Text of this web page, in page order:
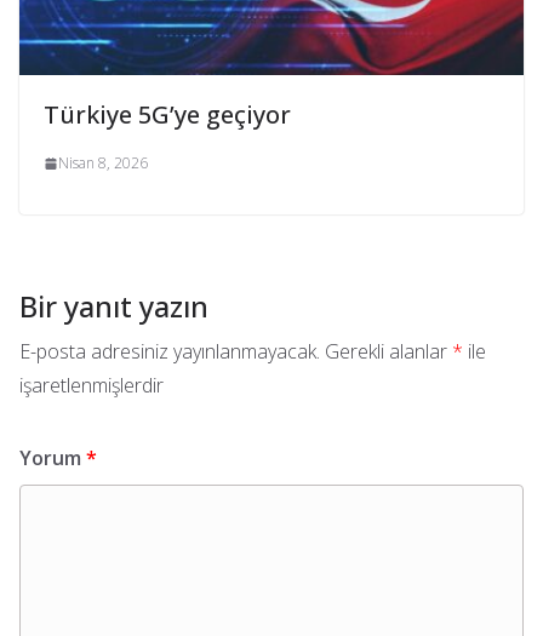
Türkiye 5G’ye geçiyor
Nisan 8, 2026
Bir yanıt yazın
E-posta adresiniz yayınlanmayacak. Gerekli alanlar * ile
işaretlenmişlerdir
Yorum *